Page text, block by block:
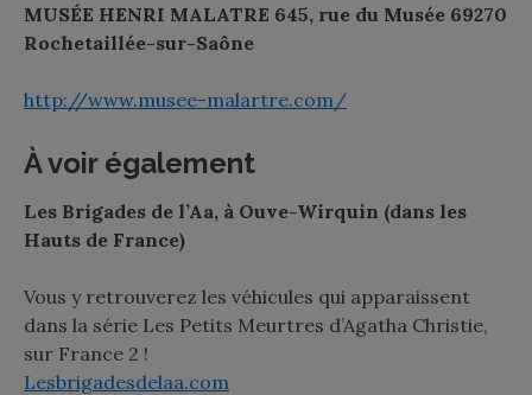
MUSÉE HENRI MALATRE 645, rue du Musée 69270
Rochetaillée-sur-Saône
http://www.musee-malartre.com/
À voir également
Les Brigades de l’Aa, à Ouve-Wirquin (dans les
Hauts de France)
Vous y retrouverez les véhicules qui apparaissent
dans la série Les Petits Meurtres d’Agatha Christie,
sur France 2 !
Lesbrigadesdelaa.com